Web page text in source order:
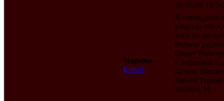
Марина
E-mail
18.09.09
Я очень
ужасов, что я
того на
больше
Округ
Стефанией
Денев,
Ланой
теплом, М.